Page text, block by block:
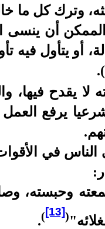
وترك كل ما
الممكن أن
أو يتأول فيه
)
.
يقدح فيها،
يرفع العمل
الناس في
وحبسته،
(
[13]
)
.